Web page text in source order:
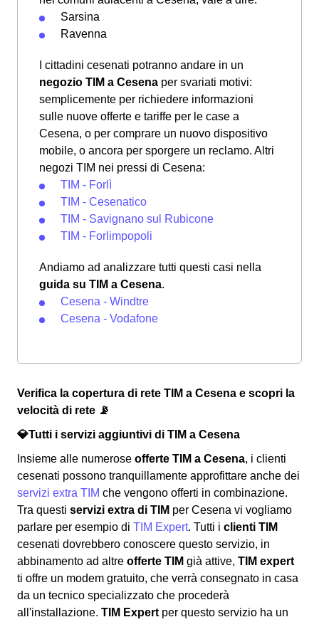
Sarsina
Ravenna
I cittadini cesenati potranno andare in un
negozio TIM a Cesena per svariati motivi:
semplicemente per richiedere informazioni
sulle nuove offerte e tariffe per le case a
Cesena, o per comprare un nuovo dispositivo
mobile, o ancora per sporgere un reclamo. Altri
negozi TIM nei pressi di Cesena:
TIM - Forlì
TIM - Cesenatico
TIM - Savignano sul Rubicone
TIM - Forlimpopoli
Andiamo ad analizzare tutti questi casi nella
guida su TIM a Cesena.
Cesena - Windtre
Cesena - Vodafone
Verifica la copertura di rete TIM a Cesena e scopri la
velocità di rete 📡
💎Tutti i servizi aggiuntivi di TIM a Cesena
Insieme alle numerose offerte TIM a Cesena, i clienti
cesenati possono tranquillamente approfittare anche dei
servizi extra TIM che vengono offerti in combinazione.
Tra questi servizi extra di TIM per Cesena vi vogliamo
parlare per esempio di TIM Expert. Tutti i clienti TIM
cesenati dovrebbero conoscere questo servizio, in
abbinamento ad altre offerte TIM già attive, TIM expert
ti offre un modem gratuito, che verrà consegnato in casa
da un tecnico specializzato che procederà
all'installazione. TIM Expert per questo servizio ha un